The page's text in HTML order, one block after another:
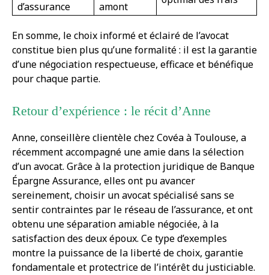
d’assurance
amont
En somme, le choix informé et éclairé de l’avocat
constitue bien plus qu’une formalité : il est la garantie
d’une négociation respectueuse, efficace et bénéfique
pour chaque partie.
Retour d’expérience : le récit d’Anne
Anne, conseillère clientèle chez Covéa à Toulouse, a
récemment accompagné une amie dans la sélection
d’un avocat. Grâce à la protection juridique de Banque
Épargne Assurance, elles ont pu avancer
sereinement, choisir un avocat spécialisé sans se
sentir contraintes par le réseau de l’assurance, et ont
obtenu une séparation amiable négociée, à la
satisfaction des deux époux. Ce type d’exemples
montre la puissance de la liberté de choix, garantie
fondamentale et protectrice de l’intérêt du justiciable.